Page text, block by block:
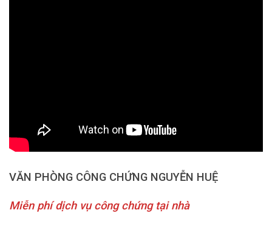
VĂN PHÒNG CÔNG CHỨNG NGUYỄN HUỆ
Miễn phí dịch vụ công chứng tại nhà